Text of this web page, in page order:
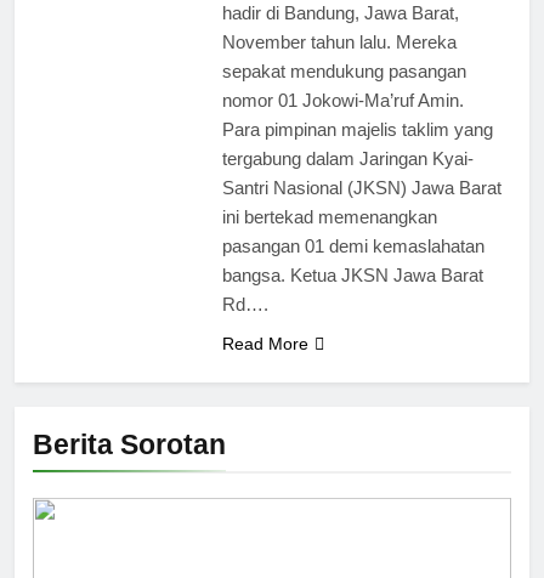
Berita Sorotan
hadir di Bandung, Jawa Barat,
November tahun lalu. Mereka
sepakat mendukung pasangan
nomor 01 Jokowi-Ma’ruf Amin.
Para pimpinan majelis taklim yang
tergabung dalam Jaringan Kyai-
Santri Nasional (JKSN) Jawa Barat
ini bertekad memenangkan
pasangan 01 demi kemaslahatan
bangsa. Ketua JKSN Jawa Barat
Rd….
Read More